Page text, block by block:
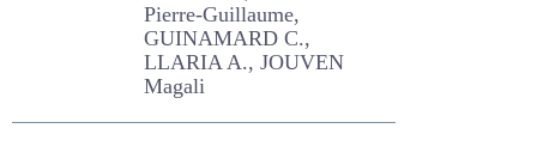
MENASSOL JEAN-
BAPTISTE, GRISOT Pierre-
Guillaume, GUINAMARD C.,